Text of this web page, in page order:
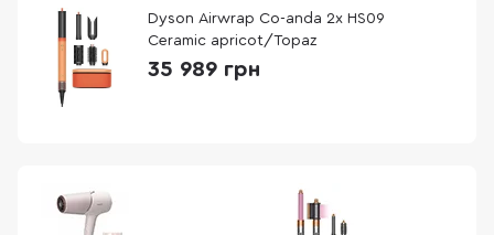
Dyson Airwrap Co-anda 2x HS09
Ceramic apricot/Topaz
35 989 грн